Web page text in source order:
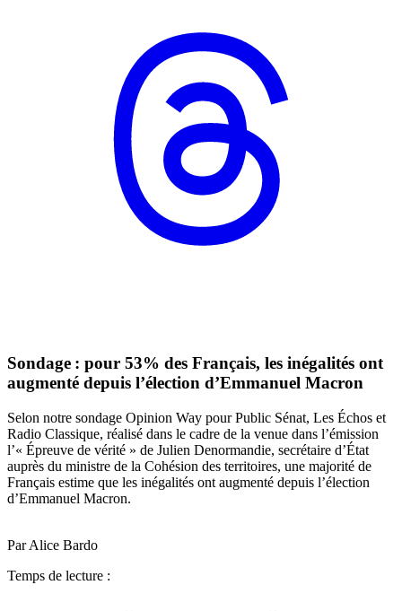
Sondage : pour 53% des Français, les inégalités ont
augmenté depuis l’élection d’Emmanuel Macron
Selon notre sondage Opinion Way pour Public Sénat, Les Échos et
Radio Classique, réalisé dans le cadre de la venue dans l’émission
l’« Épreuve de vérité » de Julien Denormandie, secrétaire d’État
auprès du ministre de la Cohésion des territoires, une majorité de
Français estime que les inégalités ont augmenté depuis l’élection
d’Emmanuel Macron.
Par Alice Bardo
Temps de lecture :